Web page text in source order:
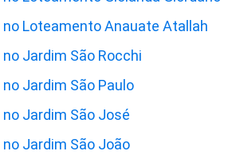
no Loteamento Anauate Atallah
Jardim São Rocchi
Jardim São Paulo
Jardim São José
Jardim São João